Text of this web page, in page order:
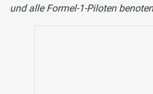
und alle Formel-1-Piloten